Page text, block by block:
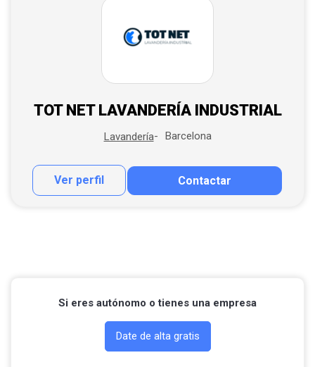
TOT NET LAVANDERÍA INDUSTRIAL
Lavandería Barcelona
Ver perfil Contactar
Contactar por correo
Si eres autónomo o tienes una empresa
Date de alta gratis